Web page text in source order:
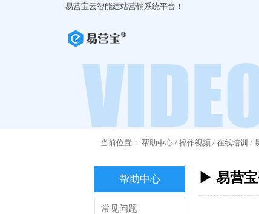
易营宝云智能建站营销系统平台！
当前位置： 帮助中心/ 操作视频/ 在线培训 /
帮助中心
常见问题
▶ 易营